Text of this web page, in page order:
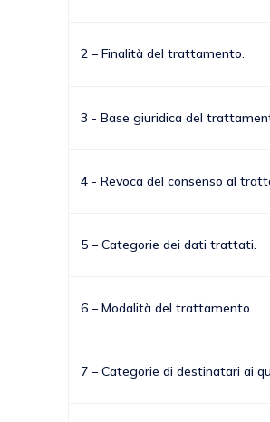
2 – Finalità del trattamento.
3 - Base giuridica del
4 - Revoca del consenso al
5 – Categorie dei dati trattati.
6 – Modalità del trattamento.
7 – Categorie di destinatari ai